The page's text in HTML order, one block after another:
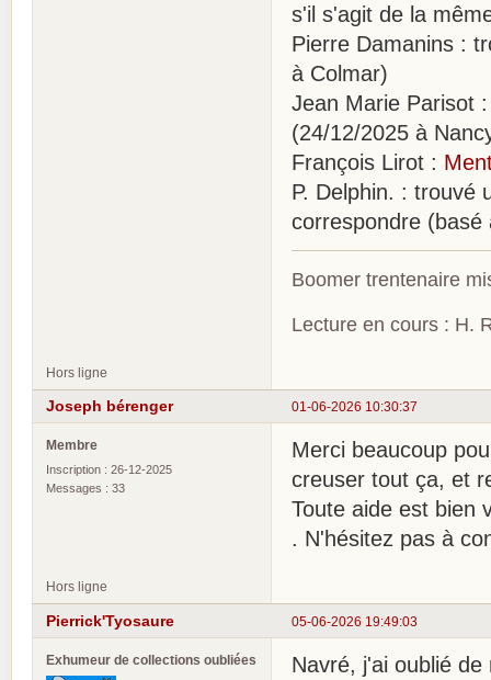
s'il s'agit de la
Pierre Damanins :
à Colmar)
Jean Marie Parisot
(24/12/2025 à
François Lirot :
P. Delphin. : trouvé
correspondre (basé
Boomer trentenaire
Lecture en cours : H.
Hors ligne
01-06-2026 10:30:37
Joseph bérenger
Membre
Inscription : 26-12-2025
Messages : 33
Merci beaucoup
creuser tout ça, et
Toute aide est bien
. N'hésitez pas à
Hors ligne
05-06-2026 19:49:03
Pierrick'Tyosaure
Exhumeur de collections oubliées
Navré, j'ai oublié